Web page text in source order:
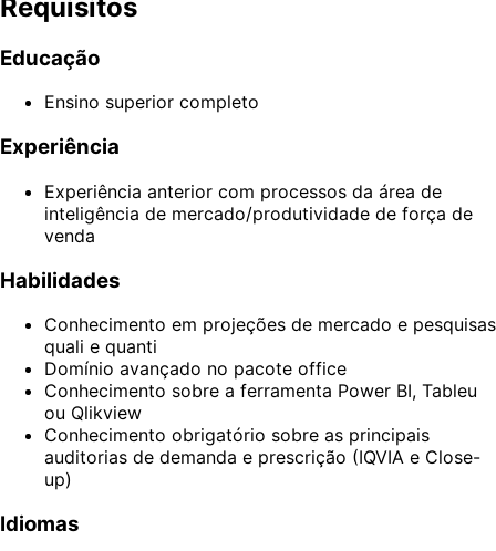
Requisitos
Educação
Ensino superior completo
Experiência
Experiência anterior com processos da área de
inteligência de mercado/produtividade de força de
venda
Habilidades
Conhecimento em projeções de mercado e pesquisas
quali e quanti
Domínio avançado no pacote office
Conhecimento sobre a ferramenta Power BI, Tableu
ou Qlikview
Conhecimento obrigatório sobre as principais
auditorias de demanda e prescrição (IQVIA e Close-
up)
Idiomas